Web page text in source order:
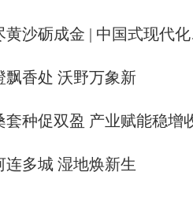
沙砺成金 | 中国式现代化的县域实践
飘香处 沃野万象新
套种促双盈 产业赋能稳增
连多城 湿地焕新生